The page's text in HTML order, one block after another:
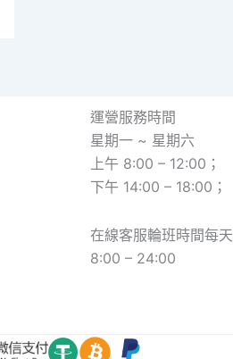
運營服務時間
星期一 ~ 星期六
上午 8:00 – 12:00；
下午 14:00 – 18:00；
在線客服輪班時間每天
8:00 – 24:00